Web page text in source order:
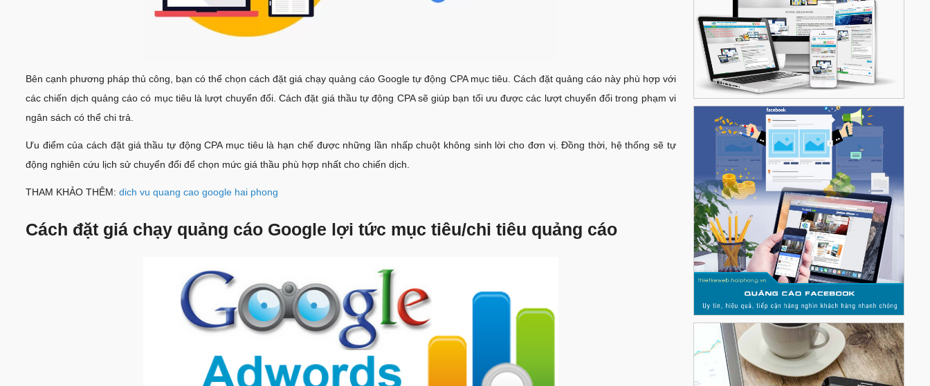
Bên cạnh phương pháp thủ công, bạn có thể chọn cách đặt giá chạy quảng cáo Google tự động CPA mục tiêu. Cách đặt quảng cáo này phù hợp với
các chiến dịch quảng cáo có mục tiêu là lượt chuyển đổi. Cách đặt giá thầu tự động CPA sẽ giúp bạn tối ưu được các lượt chuyển đổi trong phạm vi
ngân sách có thể chi trả.
Ưu điểm của cách đặt giá thầu tự động CPA mục tiêu là hạn chế được những lần nhấp chuột không sinh lời cho đơn vị. Đồng thời, hệ thống sẽ tự
động nghiên cứu lịch sử chuyển đổi để chọn mức giá thầu phù hợp nhất cho chiến dịch.
THAM KHẢO THÊM: dich vu quang cao google hai phong
Cách đặt giá chạy quảng cáo Google lợi tức mục tiêu/chi tiêu quảng cáo